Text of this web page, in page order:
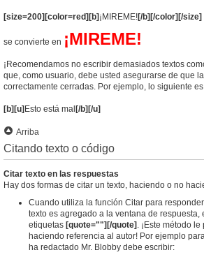
[size=200][color=red][b]¡MIREME![/b][/color][/size]
se convierte en ¡MIREME!
¡Recomendamos no escribir demasiados textos
que, como usuario, debe usted asegurarse de que
correctamente cerradas. Por ejemplo, lo siguiente
[b][u]Esto está mal[/b][/u]
Arriba
Citando texto o código
Citar texto en las respuestas
Hay dos formas de citar un texto, haciendo o no
Cuando utiliza la función Citar para
texto es agregado a la ventana de respuesta,
etiquetas [quote=""][/quote] . ¡Este método
haciendo referencia al autor! Por ejemplo
ha redactado Mr. Blobby debe escribir: